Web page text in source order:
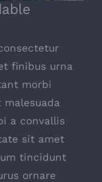
finibus urna
morbi
a convallis
sit amet
tincidunt
ornare